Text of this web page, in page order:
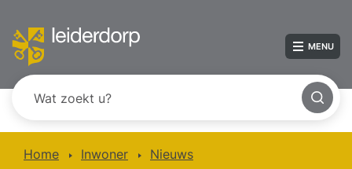
MENU
Home Inwoner
Nieuws